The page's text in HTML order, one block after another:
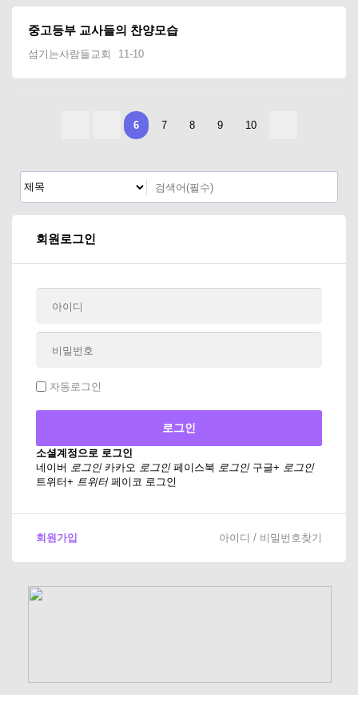
중고등부 교사들의 찬양모습
섬기는사람들교회 11-10
6 7 8 9 10
회원로그인
자동로그인
소셜계정으로 로그인
네이버 로그인 카카오 로그인 페이스북 로그인 구글+ 로그인
트위터+ 트위터 페이코 로그인
회원가입 아이디 / 비밀번호찾기